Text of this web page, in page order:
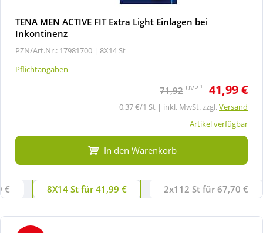
TENA MEN ACTIVE FIT Extra Light Einlagen bei
Inkontinenz
PZN/Art.Nr.: 17981700 | 8X14 St
Pflichtangaben
71,92 UVP 1 41,99 €
0,37 €/1 St | inkl. MwSt. zzgl.Versand
Artikel verfügbar
In den Warenkorb
€ 8X14 St für 41,99 € 2x112 St für 67,70 €